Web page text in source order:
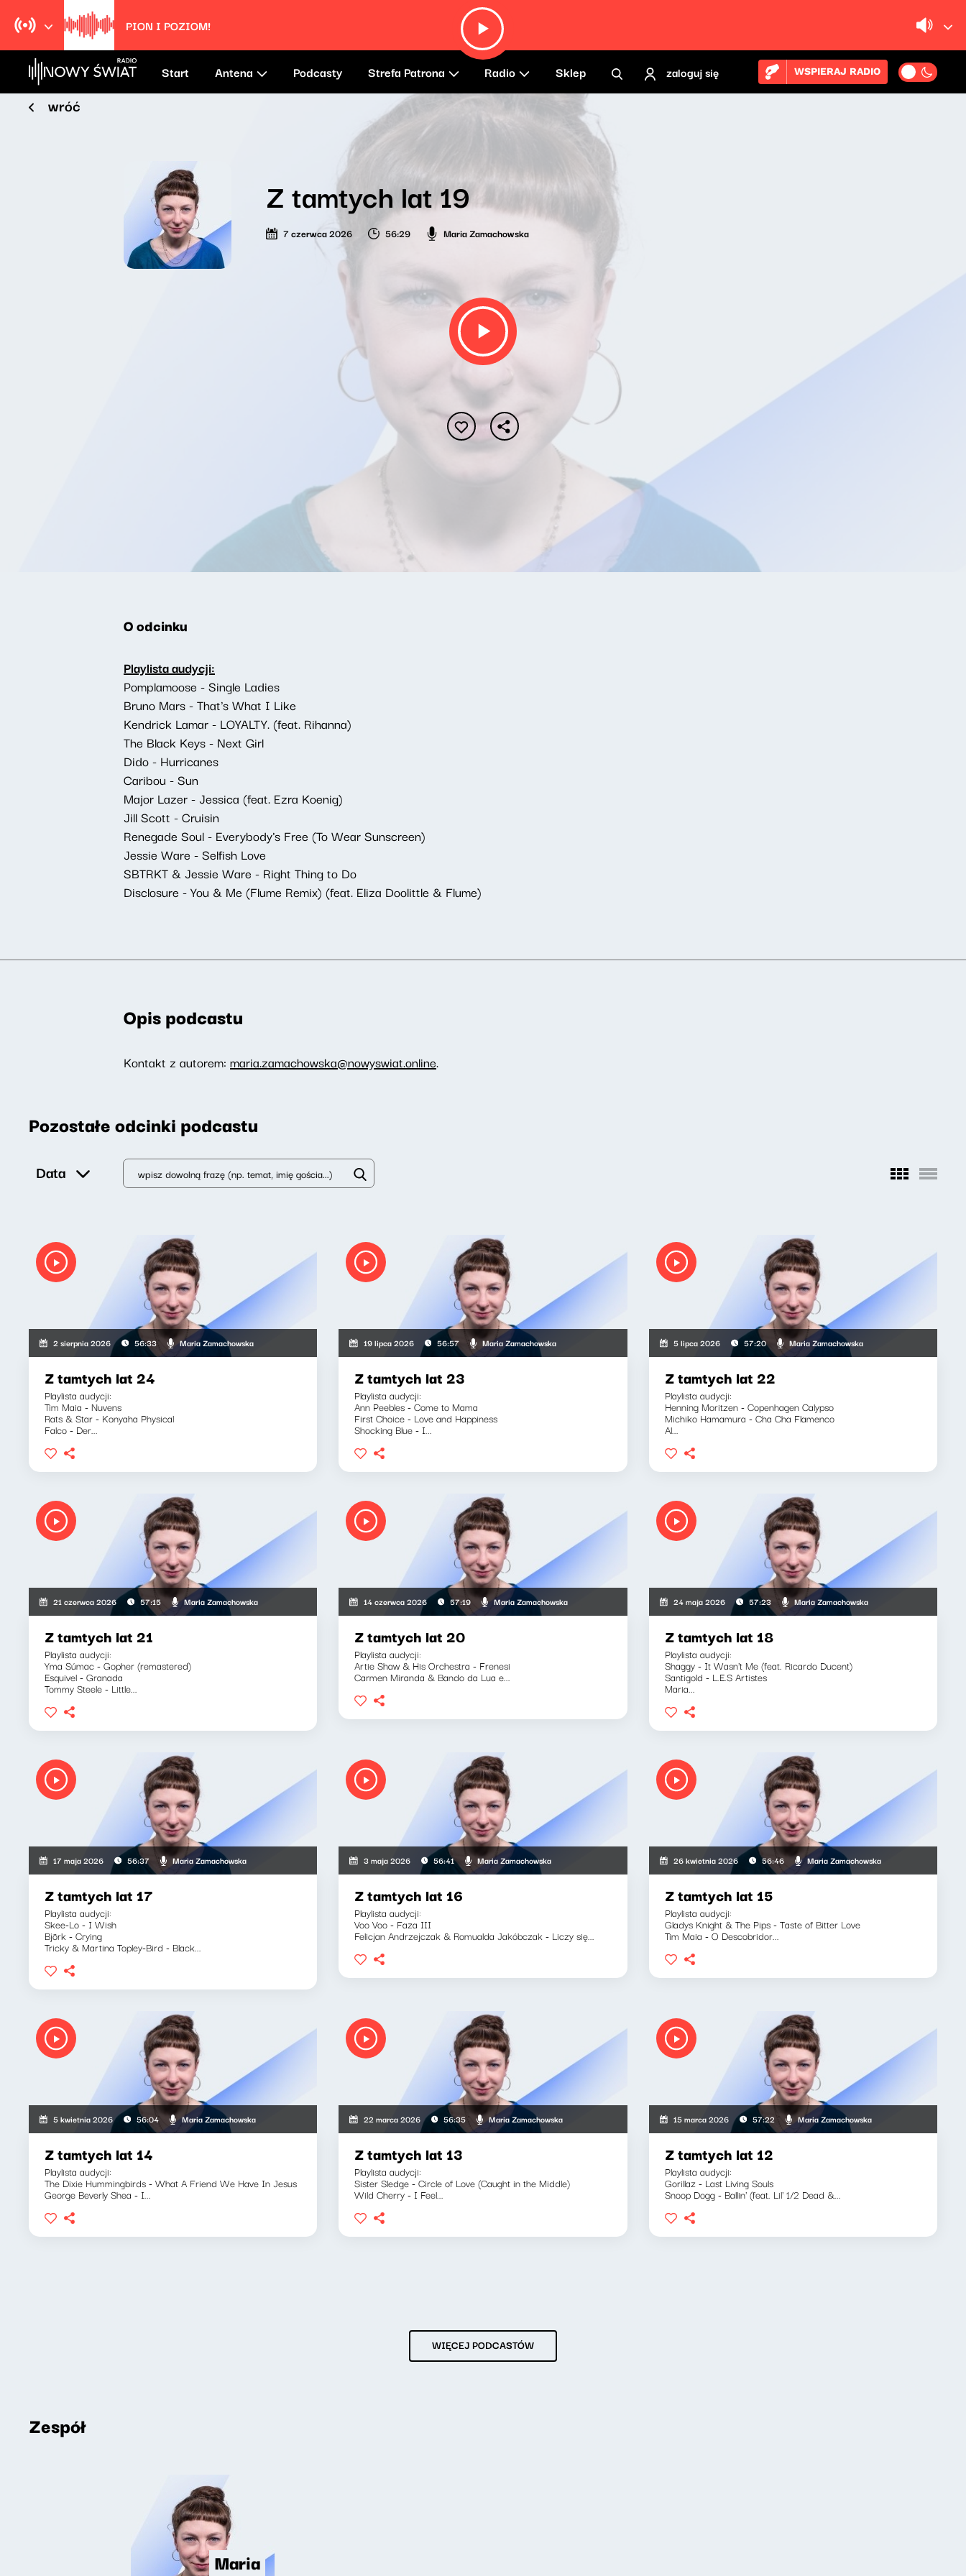
PION I POZIOM!
Start Antena Podcasty Strefa Patrona Radio Sklep zaloguj się WSPIERAJ RADIO
wróć
Z tamtych lat 19
7 czerwca 2026 56:29 Maria Zamachowska
O odcinku
Playlista audycji:
Pomplamoose - Single Ladies
Bruno Mars - That's What I Like
Kendrick Lamar - LOYALTY. (feat. Rihanna)
The Black Keys - Next Girl
Dido - Hurricanes
Caribou - Sun
Major Lazer - Jessica (feat. Ezra Koenig)
Jill Scott - Cruisin
Renegade Soul - Everybody's Free (To Wear Sunscreen)
Jessie Ware - Selfish Love
SBTRKT & Jessie Ware - Right Thing to Do
Disclosure - You & Me (Flume Remix) (feat. Eliza Doolittle & Flume)
Opis podcastu
Kontakt z autorem: maria.zamachowska@nowyswiat.online.
Pozostałe odcinki podcastu
Data
2 sierpnia 2026 56:33 Maria Zamachowska
Z tamtych lat 24
Playlista audycji:
Tim Maia - Nuvens
Rats & Star - Konyaha Physical
Falco - Der...
19 lipca 2026 56:57 Maria Zamachowska
Z tamtych lat 23
Playlista audycji:
Ann Peebles - Come to Mama
First Choice - Love and Happiness
Shocking Blue - I...
5 lipca 2026 57:20 Maria Zamachowska
Z tamtych lat 22
Playlista audycji:
Henning Moritzen - Copenhagen Calypso
Michiko Hamamura - Cha Cha Flamenco
Al...
21 czerwca 2026 57:15 Maria Zamachowska
Z tamtych lat 21
Playlista audycji:
Yma Súmac - Gopher (remastered)
Esquivel - Granada
Tommy Steele - Little...
14 czerwca 2026 57:19 Maria Zamachowska
Z tamtych lat 20
Playlista audycji:
Artie Shaw & His Orchestra - Frenesi
Carmen Miranda & Bando da Lua e...
24 maja 2026 57:23 Maria Zamachowska
Z tamtych lat 18
Playlista audycji:
Shaggy - It Wasn't Me (feat. Ricardo Ducent)
Santigold - L.E.S Artistes
Maria...
17 maja 2026 56:37 Maria Zamachowska
Z tamtych lat 17
Playlista audycji:
Skee-Lo - I Wish
Björk - Crying
Tricky & Martina Topley-Bird - Black...
3 maja 2026 56:41 Maria Zamachowska
Z tamtych lat 16
Playlista audycji:
Voo Voo - Faza III
Felicjan Andrzejczak & Romualda Jakóbczak - Liczy się...
26 kwietnia 2026 56:46 Maria Zamachowska
Z tamtych lat 15
Playlista audycji:
Gladys Knight & The Pips - Taste of Bitter Love
Tim Maia - O Descobridor...
5 kwietnia 2026 56:04 Maria Zamachowska
Z tamtych lat 14
Playlista audycji:
The Dixie Hummingbirds - What A Friend We Have In Jesus
George Beverly Shea - I...
22 marca 2026 56:35 Maria Zamachowska
Z tamtych lat 13
Playlista audycji:
Sister Sledge - Circle of Love (Caught in the Middle)
Wild Cherry - I Feel...
15 marca 2026 57:22 Maria Zamachowska
Z tamtych lat 12
Playlista audycji:
Gorillaz - Last Living Souls
Snoop Dogg - Ballin' (feat. Lil' 1/2 Dead &...
WIĘCEJ PODCASTÓW
Zespół
Maria